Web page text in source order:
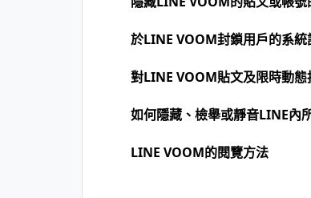
於LINE VOOM封鎖用戶的系統
對LINE VOOM貼文及限時動
如何隱藏、檢舉或靜音LINE內
LINE VOOM的閱覽方法